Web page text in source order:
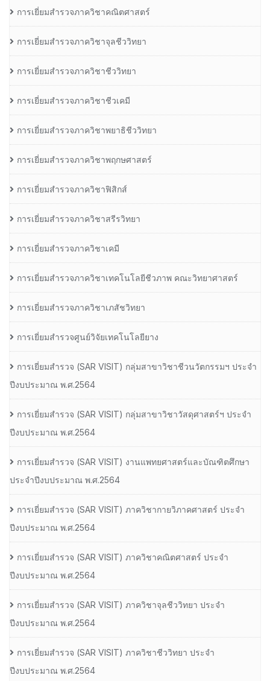
การเยี่ยมสำรวจภาควิชาคณิตศาสตร์
การเยี่ยมสำรวจภาควิชาจุลชีววิทยา
การเยี่ยมสำรวจภาควิชาชีววิทยา
การเยี่ยมสำรวจภาควิชาชีวเคมี
การเยี่ยมสำรวจภาควิชาพยาธิชีววิทยา
การเยี่ยมสำรวจภาควิชาพฤกษศาสตร์
การเยี่ยมสำรวจภาควิชาฟิสิกส์
การเยี่ยมสำรวจภาควิชาสรีรวิทยา
การเยี่ยมสำรวจภาควิชาเคมี
การเยี่ยมสำรวจภาควิชาเทคโนโลยีชีวภาพ คณะวิทยาศาสตร์
การเยี่ยมสำรวจภาควิชาเภสัชวิทยา
การเยี่ยมสำรวจศูนย์วิจัยเทคโนโลยียาง
การเยี่ยมสํารวจ (SAR VISIT) กลุ่มสาขาวิชาชีวนวัตกรรมฯ ประจํา
ปีงบประมาณ พ.ศ.2564
การเยี่ยมสํารวจ (SAR VISIT) กลุ่มสาขาวิชาวัสดุศาสตร์ฯ ประจํา
ปีงบประมาณ พ.ศ.2564
การเยี่ยมสํารวจ (SAR VISIT) งานแพทยศาสตร์และบัณฑิตศึกษา
ประจําปีงบประมาณ พ.ศ.2564
การเยี่ยมสํารวจ (SAR VISIT) ภาควิชากายวิภาคศาสตร์ ประจํา
ปีงบประมาณ พ.ศ.2564
การเยี่ยมสํารวจ (SAR VISIT) ภาควิชาคณิตศาสตร์ ประจํา
ปีงบประมาณ พ.ศ.2564
การเยี่ยมสํารวจ (SAR VISIT) ภาควิชาจุลชีววิทยา ประจํา
ปีงบประมาณ พ.ศ.2564
การเยี่ยมสํารวจ (SAR VISIT) ภาควิชาชีววิทยา ประจํา
ปีงบประมาณ พ.ศ.2564